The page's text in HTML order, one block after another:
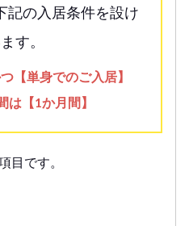
記の入居条件を設け
す。
【単身でのご入居】
は【1か月間】
目です。